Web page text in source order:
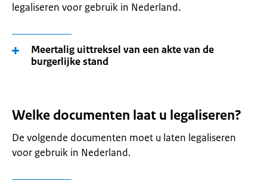
legaliseren voor gebruik in Nederland.
Meertalig uittreksel van een akte van de
burgerlijke stand
Welke documenten laat u legaliseren?
De volgende documenten moet u laten legaliseren
voor gebruik in Nederland.